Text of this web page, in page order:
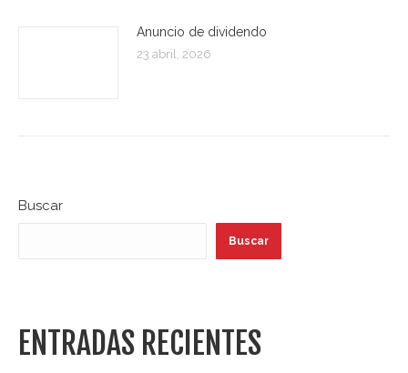
Anuncio de dividendo
23 abril, 2026
Buscar
Buscar
ENTRADAS RECIENTES